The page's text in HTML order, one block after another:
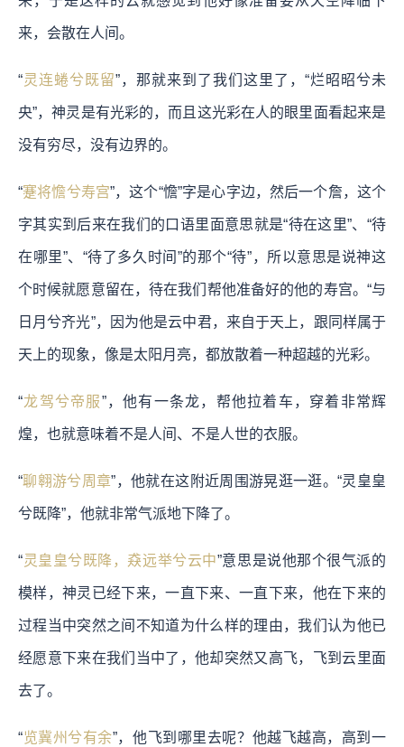
来，会散在人间。
“灵连蜷兮既留”，那就来到了我们这里了，“烂昭昭兮未
央”，神灵是有光彩的，而且这光彩在人的眼里面看起来是
没有穷尽，没有边界的。
“蹇将憺兮寿宫”，这个“憺”字是心字边，然后一个詹，这个
字其实到后来在我们的口语里面意思就是“待在这里”、“待
在哪里”、“待了多久时间”的那个“待”，所以意思是说神这
个时候就愿意留在，待在我们帮他准备好的他的寿宫。“与
日月兮齐光”，因为他是云中君，来自于天上，跟同样属于
天上的现象，像是太阳月亮，都放散着一种超越的光彩。
“龙驾兮帝服”，他有一条龙，帮他拉着车，穿着非常辉
煌，也就意味着不是人间、不是人世的衣服。
“聊翱游兮周章”，他就在这附近周围游晃逛一逛。“灵皇皇
兮既降”，他就非常气派地下降了。
“灵皇皇兮既降，猋远举兮云中”意思是说他那个很气派的
模样，神灵已经下来，一直下来、一直下来，他在下来的
过程当中突然之间不知道为什么样的理由，我们认为他已
经愿意下来在我们当中了，他却突然又高飞，飞到云里面
去了。
“览冀州兮有余”，他飞到哪里去呢？他越飞越高，高到一